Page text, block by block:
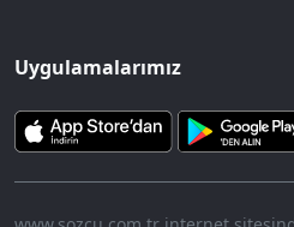
Uygulamalarımız